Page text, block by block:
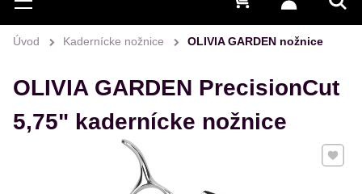
Hľadať
Menu Prihlásiť
0 €
Úvod Kadernícke nožnice OLIVIA GARDEN nožnice
OLIVIA GARDEN PrecisionCut
5,75" kadernícke nožnice
Pridať